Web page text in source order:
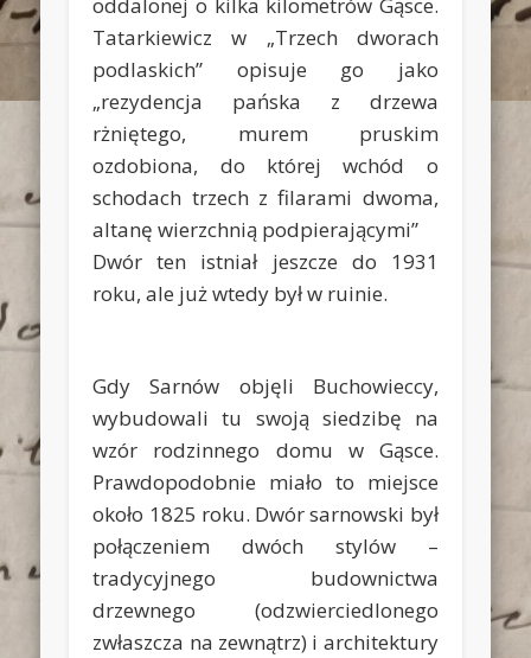
Tatarkiewicz w „Trzech dworach
podlaskich” opisuje go jako
„rezydencja pańska z drzewa
rżniętego, murem pruskim
ozdobiona, do której wchód o
schodach trzech z filarami dwoma,
altanę wierzchnią podpierającymi”
Dwór ten istniał jeszcze do 1931
roku, ale już wtedy był w ruinie.
Gdy Sarnów objęli Buchowieccy,
wybudowali tu swoją siedzibę na
wzór rodzinnego domu w Gąsce.
Prawdopodobnie miało to miejsce
około 1825 roku. Dwór sarnowski był
połączeniem dwóch stylów –
tradycyjnego budownictwa
drzewnego (odzwierciedlonego
zwłaszcza na zewnątrz) i architektury